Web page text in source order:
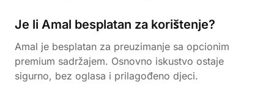
Je li Amal besplatan za korištenje?
Amal je besplatan za preuzimanje sa opcionim
premium sadržajem. Osnovno iskustvo ostaje
sigurno, bez oglasa i prilagođeno djeci.